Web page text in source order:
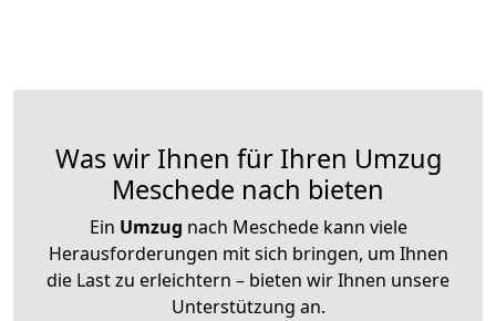
Was wir Ihnen für Ihren Umzug
Meschede nach bieten
Ein Umzug nach Meschede kann viele
Herausforderungen mit sich bringen, um Ihnen
die Last zu erleichtern – bieten wir Ihnen unsere
Unterstützung an.